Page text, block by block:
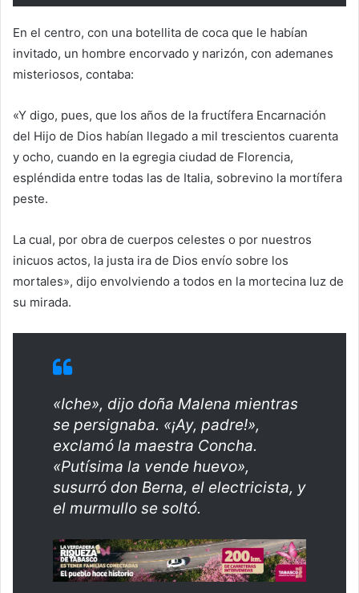
En el centro, con una botellita de coca que le habían
invitado, un hombre encorvado y narizón, con ademanes
misteriosos, contaba:
«Y digo, pues, que los años de la fructífera Encarnación
del Hijo de Dios habían llegado a mil trescientos cuarenta
y ocho, cuando en la egregia ciudad de Florencia,
espléndida entre todas las de Italia, sobrevino la mortífera
peste.
La cual, por obra de cuerpos celestes o por nuestros
inicuos actos, la justa ira de Dios envío sobre los
mortales», dijo envolviendo a todos en la mortecina luz de
su mirada.
«Iche», dijo doña Malena mientras
se persignaba. «¡Ay, padre!»,
exclamó la maestra Concha.
«Putísima la vende huevo»,
susurró don Berna, el electricista, y
el murmullo se soltó.